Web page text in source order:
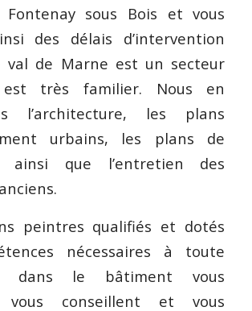
Fontenay sous Bois et vous
des délais d’intervention
val de Marne est un secteur
très familier. Nous en
l’architecture, les plans
urbains, les plans de
ainsi que l’entretien des
peintres qualifiés et dotés
nécessaires à toute
dans le bâtiment vous
vous conseillent et vous